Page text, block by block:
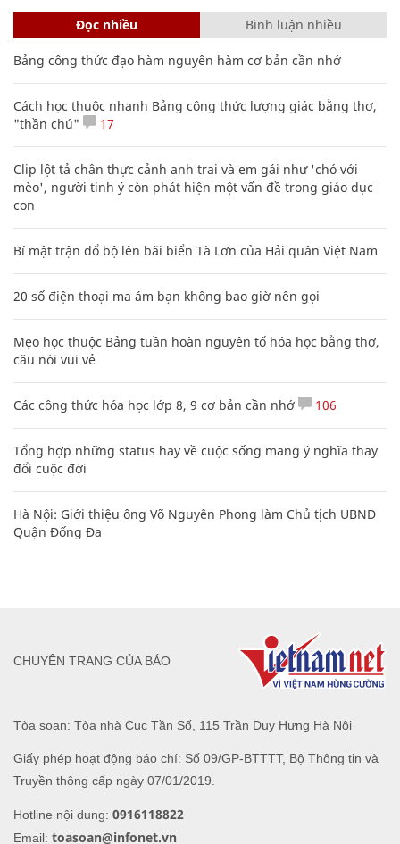
Đọc nhiều Bình luận nhiều
Bảng công thức đạo hàm nguyên hàm cơ bản cần nhớ
Cách học thuộc nhanh Bảng công thức lượng giác bằng thơ,
"thần chú"
17
Clip lột tả chân thực cảnh anh trai và em gái như 'chó với
mèo', người tinh ý còn phát hiện một vấn đề trong giáo dục
con
Bí mật trận đổ bộ lên bãi biển Tà Lơn của Hải quân Việt Nam
20 số điện thoại ma ám bạn không bao giờ nên gọi
Mẹo học thuộc Bảng tuần hoàn nguyên tố hóa học bằng thơ,
câu nói vui vẻ
Các công thức hóa học lớp 8, 9 cơ bản cần nhớ 106
Tổng hợp những status hay về cuộc sống mang ý nghĩa thay
đổi cuộc đời
Hà Nội: Giới thiệu ông Võ Nguyên Phong làm Chủ tịch UBND
Quận Đống Đa
Tòa soạn: Tòa nhà Cục Tần Số, 115 Trần Duy Hưng Hà Nội
Giấy phép hoạt động báo chí: Số 09/GP-BTTTT, Bộ Thông tin và
Truyền thông cấp ngày 07/01/2019.
Hotline nội dung: 0916118822
Email: toasoan@infonet.vn
CHUYÊN TRANG CỦA BÁO